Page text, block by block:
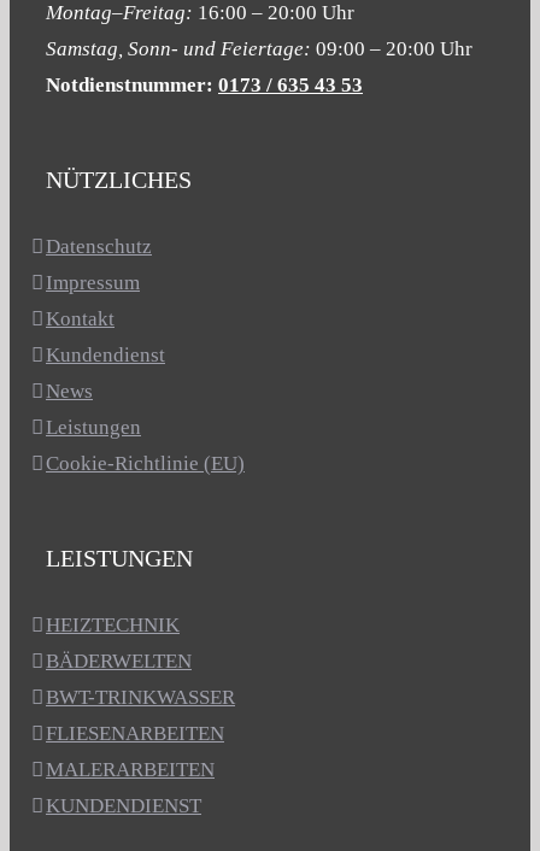
Montag–Freitag: 16:00 – 20:00 Uhr
Samstag, Sonn- und Feiertage: 09:00 – 20:00 Uhr
Notdienstnummer: 0173 / 635 43 53
NÜTZLICHES
Datenschutz
Impressum
Kontakt
Kundendienst
News
Leistungen
Cookie-Richtlinie (EU)
LEISTUNGEN
HEIZTECHNIK
BÄDERWELTEN
BWT-TRINKWASSER
FLIESENARBEITEN
MALERARBEITEN
KUNDENDIENST